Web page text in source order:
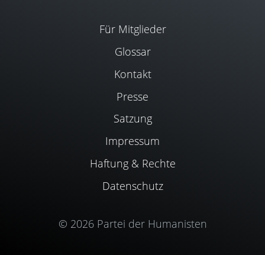
Für Mitglieder
Glossar
Kontakt
Presse
Satzung
Impressum
Haftung & Rechte
Datenschutz
© 2026 Partei der Humanisten